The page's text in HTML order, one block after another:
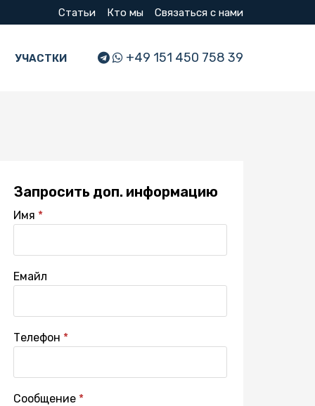
Статьи Кто мы Связаться с нами
УЧАСТКИ +49 151 450 758 39
Запросить доп. информацию
Имя
Емайл
Телефон
Сообщение